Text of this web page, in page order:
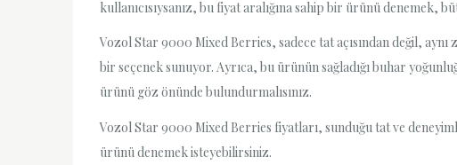
kullanıcısıysanız, bu fiyat aralığına sahip bir ürünü denemek,
Vozol Star 9000 Mixed Berries, sadece tat açısından değil, aynı
bir seçenek sunuyor. Ayrıca, bu ürünün sağladığı buhar
ürünü göz önünde bulundurmalısınız.
Vozol Star 9000 Mixed Berries fiyatları, sunduğu tat ve
ürünü denemek isteyebilirsiniz.